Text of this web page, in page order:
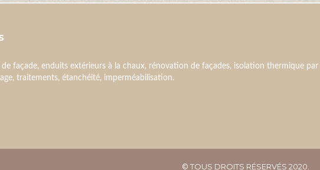
façade, enduits extérieurs à la chaux, rénovation de façades, isolation thermique par
traitements, étanchéité, imperméabilisation.
© TOUS DROITS RÉSERVÉS 2020.